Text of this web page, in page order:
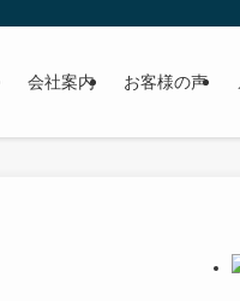
会社案内 お客様の声